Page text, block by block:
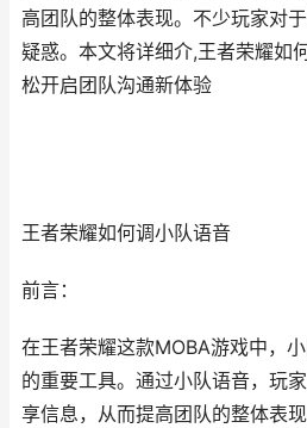
高团队的整体表现。不少玩家对
疑惑。本文将详细介,王者荣耀如
松开启团队沟通新体验
王者荣耀如何调小队语音
前言：
在王者荣耀这款MOBA游戏中，
的重要工具。通过小队语音，玩
享信息，从而提高团队的整体表